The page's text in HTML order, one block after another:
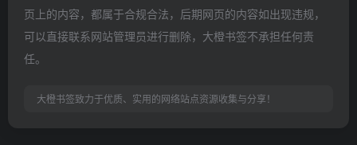
页上的内容，都属于合规合法，后期网页的内容如出现违规，
可以直接联系网站管理员进行删除，大橙书签不承担任何责
任。
大橙书签致力于优质、实用的网络站点资源收集与分享！